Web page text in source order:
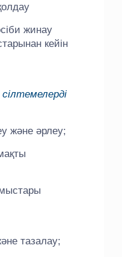
жинау
кейін
және әрлеу;
тазалау;